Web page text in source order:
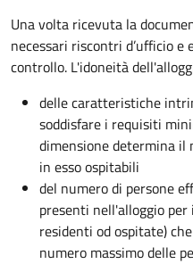
Una volta ricevuta la
necessari riscontri d’ufficio
controllo. L'idoneità
delle caratteristiche
soddisfare i requisiti
dimensione determina il
in esso ospitabili
del numero di persone
presenti nell'alloggio
residenti od ospitate)
numero massimo delle